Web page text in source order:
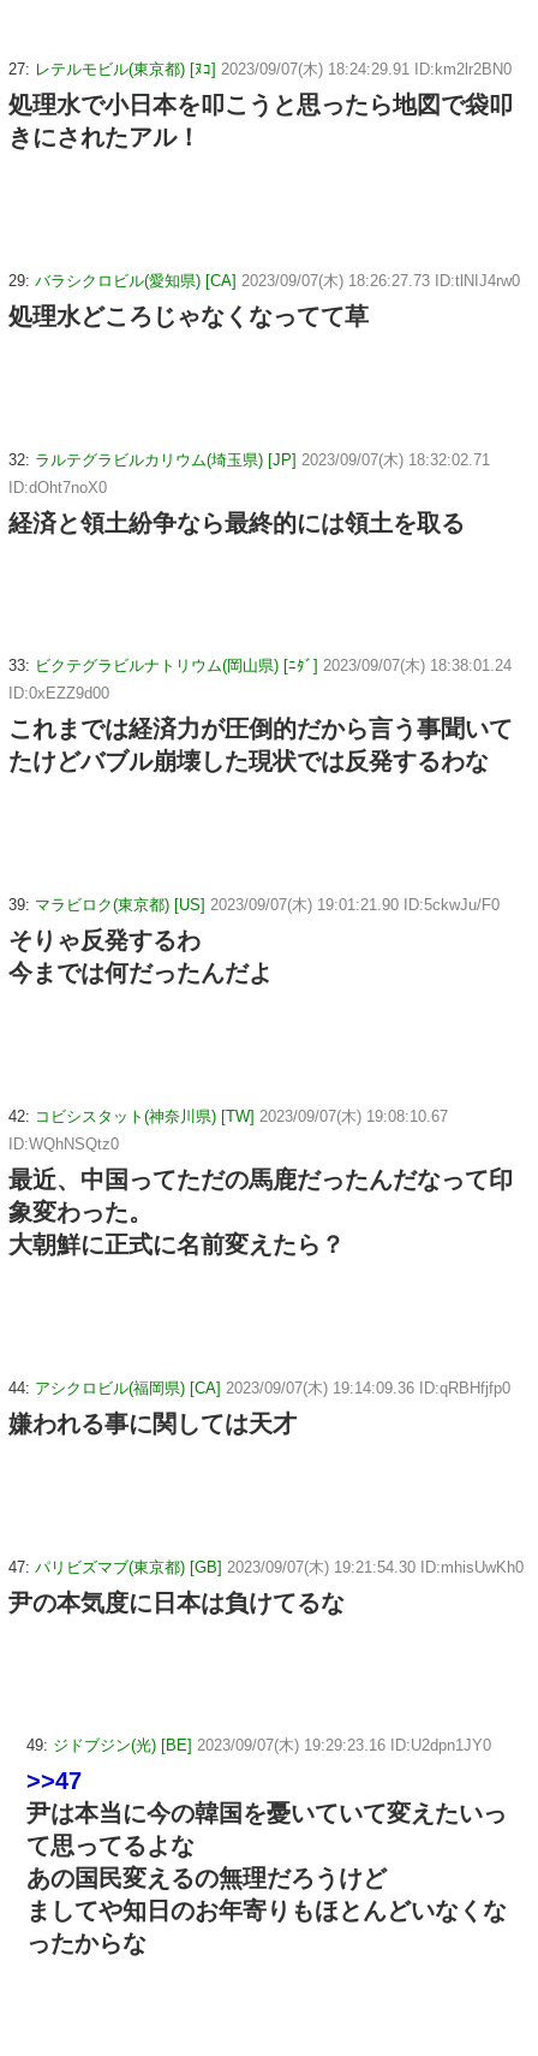
27: レテルモビル(東京都) [ﾇｺ] 2023/09/07(木) 18:24:29.91 ID:km2lr2BN0
処理水で小日本を叩こうと思ったら地図で袋叩
きにされたアル！
29: バラシクロビル(愛知県) [CA] 2023/09/07(木) 18:26:27.73 ID:tlNIJ4rw0
処理水どころじゃなくなってて草
32: ラルテグラビルカリウム(埼玉県) [JP] 2023/09/07(木) 18:32:02.71
ID:dOht7noX0
経済と領土紛争なら最終的には領土を取る
33: ビクテグラビルナトリウム(岡山県) [ﾆﾀﾞ] 2023/09/07(木) 18:38:01.24
ID:0xEZZ9d00
これまでは経済力が圧倒的だから言う事聞いて
たけどバブル崩壊した現状では反発するわな
39: マラビロク(東京都) [US] 2023/09/07(木) 19:01:21.90 ID:5ckwJu/F0
そりゃ反発するわ
今までは何だったんだよ
42: コビシスタット(神奈川県) [TW] 2023/09/07(木) 19:08:10.67
ID:WQhNSQtz0
最近、中国ってただの馬鹿だったんだなって印
象変わった。
大朝鮮に正式に名前変えたら？
44: アシクロビル(福岡県) [CA] 2023/09/07(木) 19:14:09.36 ID:qRBHfjfp0
嫌われる事に関しては天才
47: パリビズマブ(東京都) [GB] 2023/09/07(木) 19:21:54.30 ID:mhisUwKh0
尹の本気度に日本は負けてるな
49: ジドブジン(光) [BE] 2023/09/07(木) 19:29:23.16 ID:U2dpn1JY0
>>47
尹は本当に今の韓国を憂いていて変えたいっ
て思ってるよな
あの国民変えるの無理だろうけど
ましてや知日のお年寄りもほとんどいなくな
ったからな